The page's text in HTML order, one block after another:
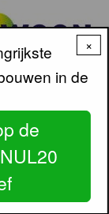
college van
heeft
zijn
huurders
Rob
voor
geschillen
×
in de
de